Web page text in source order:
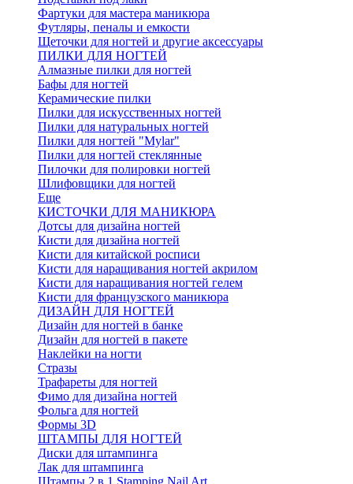
Фартуки для мастера маникюра
Футляры, пеналы и емкости
Щеточки для ногтей и другие аксессуары
ПИЛКИ ДЛЯ НОГТЕЙ
Алмазные пилки для ногтей
Бафы для ногтей
Керамические пилки
Пилки для искусственных ногтей
Пилки для натуральных ногтей
Пилки для ногтей "Mylar"
Пилки для ногтей стеклянные
Пилочки для полировки ногтей
Шлифовщики для ногтей
Еще
КИСТОЧКИ ДЛЯ МАНИКЮРА
Дотсы для дизайна ногтей
Кисти для дизайна ногтей
Кисти для китайской росписи
Кисти для наращивания ногтей акрилом
Кисти для наращивания ногтей гелем
Кисти для французского маникюра
ДИЗАЙН ДЛЯ НОГТЕЙ
Дизайн для ногтей в банке
Дизайн для ногтей в пакете
Наклейки на ногти
Стразы
Трафареты для ногтей
Фимо для дизайна ногтей
Фольга для ногтей
Формы 3D
ШТАМПЫ ДЛЯ НОГТЕЙ
Диски для штампинга
Лак для штампинга
Штампы 2 в 1 Stamping Nail Art